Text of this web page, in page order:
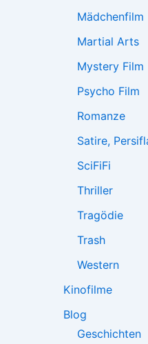
Mädchenfilm
Martial Arts
Mystery Film
Psycho Film
Romanze
Satire,
SciFiFi
Thriller
Tragödie
Trash
Western
Kinofilme
Blog
Geschichten